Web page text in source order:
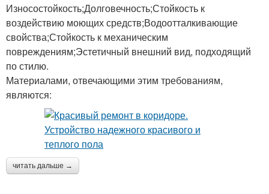
Износостойкость;Долговечность;Стойкость к
воздействию моющих средств;Водоотталкивающие
свойства;Стойкость к механическим
повреждениям;Эстетичный внешний вид, подходящий
по стилю.
Материалами, отвечающими этим требованиям,
являются:
читать дальше →